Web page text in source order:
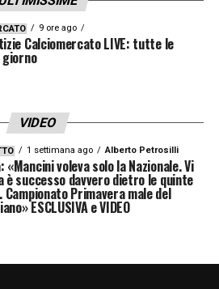
si riconosce
un’idea che possa
I giocatori vanno
adattarti alle loro
forza di Fabio è anche
messo a disposizione
esperienza e questo gli
».
9 ore ago
Calciomercato LIVE: tutte le
VIDEO
1 settimana ago Alberto Petrosilli
«Mancini voleva solo la Nazionale. Vi
è successo davvero dietro le quinte
Campionato Primavera male del
ESCLUSIVA e VIDEO